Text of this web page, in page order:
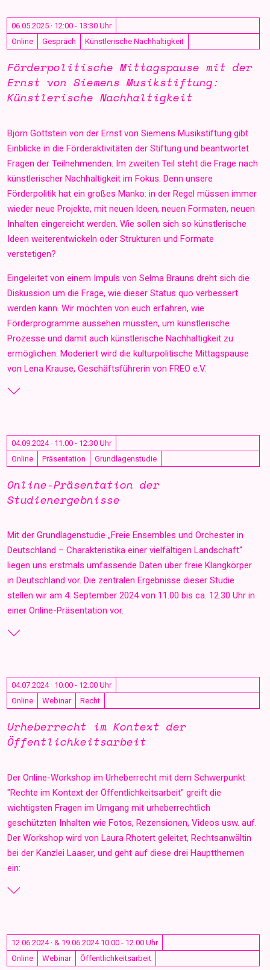
06.05.2025 · 12:00 - 13:30 Uhr
Online
Gespräch Künstlerische Nachhaltigkeit
Förderpolitische Mittagspause mit der
Ernst von Siemens Musikstiftung:
Künstlerische Nachhaltigkeit
Björn Gottstein von der Ernst von Siemens Musikstiftung gibt
Einblicke in die Förderaktivitäten der Stiftung und beantwortet
Fragen der Teilnehmenden. Im zweiten Teil steht die Frage nach
künstlerischer Nachhaltigkeit im Fokus. Denn unsere
Förderpolitik hat ein großes Manko: in der Regel müssen immer
wieder neue Projekte, mit neuen Ideen, neuen Formaten, neuen
Inhalten eingereicht werden. Wie sollen sich so künstlerische
Ideen weiterentwickeln oder Strukturen und Formate
verstetigen?
Eingeleitet von einem Impuls von Selma Brauns dreht sich die
Diskussion um die Frage, wie dieser Status quo verbessert
werden kann. Wir möchten von euch erfahren, wie
Förderprogramme aussehen müssten, um künstlerische
Prozesse und damit auch künstlerische Nachhaltigkeit zu
ermöglichen. Moderiert wird die kulturpolitische Mittagspause
von Lena Krause, Geschäftsführerin von FREO e.V.
04.09.2024 · 11.00 - 12.30 Uhr
Online
Präsentation Grundlagenstudie
Online-Präsentation der
Studienergebnisse
Mit der Grundlagenstudie „Freie Ensembles und Orchester in
Deutschland – Charakteristika einer vielfältigen Landschaft“
liegen uns erstmals umfassende Daten über freie Klangkörper
in Deutschland vor. Die zentralen Ergebnisse dieser Studie
stellen wir am 4. September 2024 von 11.00 bis ca. 12.30 Uhr in
einer Online-Präsentation vor.
04.07.2024 · 10.00 - 12.00 Uhr
Online
Webinar Recht
Urheberrecht im Kontext der
Öffentlichkeitsarbeit
Der Online-Workshop im Urheberrecht mit dem Schwerpunkt
"Rechte im Kontext der Öffentlichkeitsarbeit" greift die
wichtigsten Fragen im Umgang mit urheberrechtlich
geschützten Inhalten wie Fotos, Rezensionen, Videos usw. auf.
Der Workshop wird von Laura Rhotert geleitet, Rechtsanwältin
bei der Kanzlei Laaser, und geht auf diese drei Hauptthemen
ein:
12.06.2024 · & 19.06.2024 10.00 - 12.00 Uhr
Online
Webinar Öffentlichkeitsarbeit